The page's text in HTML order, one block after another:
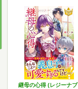
継母の心得 (レジーナブ